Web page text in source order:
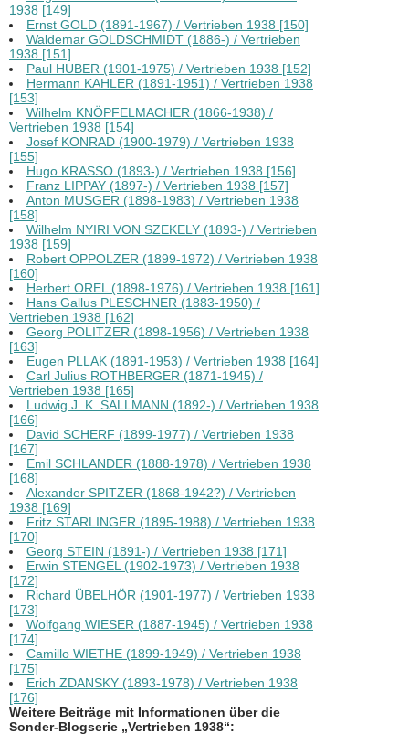
1938 [149]
Ernst GOLD (1891-1967) / Vertrieben 1938 [150]
Waldemar GOLDSCHMIDT (1886-) / Vertrieben
1938 [151]
Paul HUBER (1901-1975) / Vertrieben 1938 [152]
Hermann KAHLER (1891-1951) / Vertrieben 1938
[153]
Wilhelm KNÖPFELMACHER (1866-1938) /
Vertrieben 1938 [154]
Josef KONRAD (1900-1979) / Vertrieben 1938
[155]
Hugo KRASSO (1893-) / Vertrieben 1938 [156]
Franz LIPPAY (1897-) / Vertrieben 1938 [157]
Anton MUSGER (1898-1983) / Vertrieben 1938
[158]
Wilhelm NYIRI VON SZEKELY (1893-) / Vertrieben
1938 [159]
Robert OPPOLZER (1899-1972) / Vertrieben 1938
[160]
Herbert OREL (1898-1976) / Vertrieben 1938 [161]
Hans Gallus PLESCHNER (1883-1950) /
Vertrieben 1938 [162]
Georg POLITZER (1898-1956) / Vertrieben 1938
[163]
Eugen PLLAK (1891-1953) / Vertrieben 1938 [164]
Carl Julius ROTHBERGER (1871-1945) /
Vertrieben 1938 [165]
Ludwig J. K. SALLMANN (1892-) / Vertrieben 1938
[166]
David SCHERF (1899-1977) / Vertrieben 1938
[167]
Emil SCHLANDER (1888-1978) / Vertrieben 1938
[168]
Alexander SPITZER (1868-1942?) / Vertrieben
1938 [169]
Fritz STARLINGER (1895-1988) / Vertrieben 1938
[170]
Georg STEIN (1891-) / Vertrieben 1938 [171]
Erwin STENGEL (1902-1973) / Vertrieben 1938
[172]
Richard ÜBELHÖR (1901-1977) / Vertrieben 1938
[173]
Wolfgang WIESER (1887-1945) / Vertrieben 1938
[174]
Camillo WIETHE (1899-1949) / Vertrieben 1938
[175]
Erich ZDANSKY (1893-1978) / Vertrieben 1938
[176]
Weitere Beiträge mit Informationen über die
Sonder-Blogserie „Vertrieben 1938“: